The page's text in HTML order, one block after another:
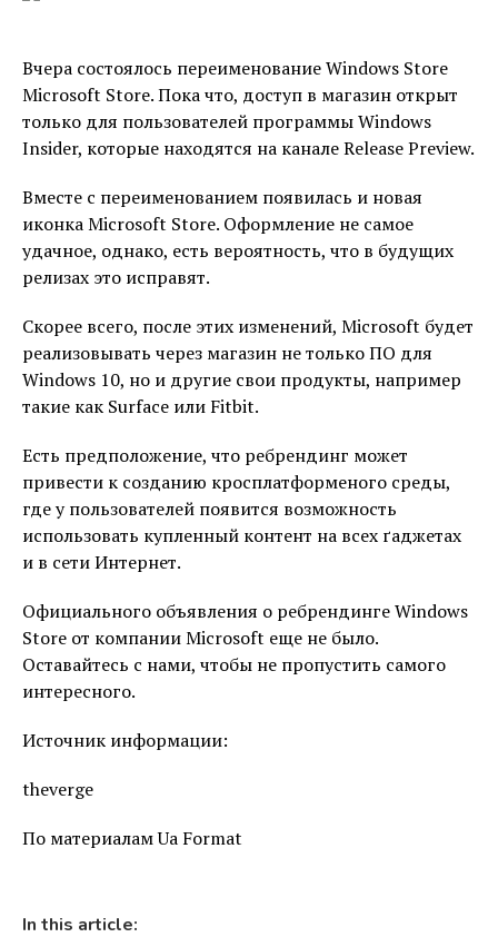
Вчера состоялось переименование Windows Store
Microsoft Store. Пока что, доступ в магазин открыт
только для пользователей программы Windows
Insider, которые находятся на канале Release Preview.
Вместе с переименованием появилась и новая
иконка Microsoft Store. Оформление не самое
удачное, однако, есть вероятность, что в будущих
релизах это исправят.
Скорее всего, после этих изменений, Microsoft будет
реализовывать через магазин не только ПО для
Windows 10, но и другие свои продукты, например
такие как Surface или Fitbit.
Есть предположение, что ребрендинг может
привести к созданию кросплатформеного среды,
где у пользователей появится возможность
использовать купленный контент на всех ґаджетах
и в сети Интернет.
Официального объявления о ребрендинге Windows
Store от компании Microsoft еще не было.
Оставайтесь с нами, чтобы не пропустить самого
интересного.
Источник информации:
theverge
По материалам Ua Format
In this article: